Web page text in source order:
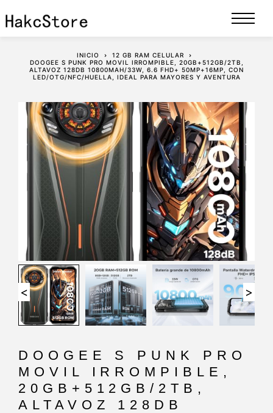
INICIO
12 GB RAM CELULAR
DOOGEE S PUNK PRO MOVIL IRROMPIBLE, 20GB+512GB/2TB,
ALTAVOZ 128DB 10800MAH/33W, 6.6 FHD+ 50MP+16MP, CON
LED/OTG/NFC/HUELLA, IDEAL PARA MAYORES Y AVENTURA
< >
DOOGEE S PUNK PRO
MOVIL IRROMPIBLE,
20GB+512GB/2TB,
ALTAVOZ 128DB